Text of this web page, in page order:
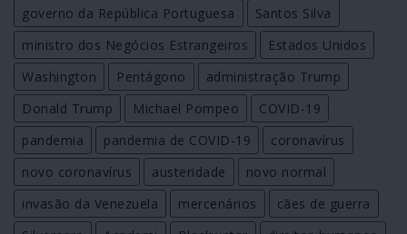
governo da República Portuguesa
Santos Silva
ministro dos Negócios Estrangeiros
Estados Unidos
Washington
Pentágono
administração Trump
Donald Trump
Michael Pompeo
COVID-19
pandemia
pandemia de COVID-19
coronavírus
novo coronavírus
austeridade
novo normal
invasão da Venezuela
mercenários
cães de guerra